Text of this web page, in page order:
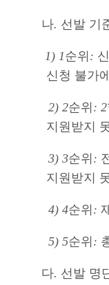
나. 선발 기
1) 1순위 :
신청 불가
2) 2순위 : 2
지원받지
3) 3순위 :
지원받지
4) 4순위 :
5) 5순위 :
다. 선발 명